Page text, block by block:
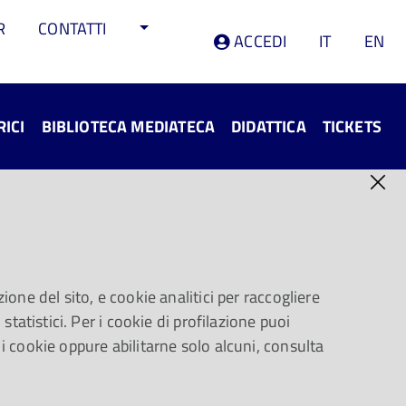
CONTATTI
ACCEDI IT EN
BIBLIOTECA MEDIATECA DIDATTICA TICKETS
del sito, e cookie analitici per raccogliere
Per i cookie di profilazione puoi
cookie oppure abilitarne solo alcuni, consulta